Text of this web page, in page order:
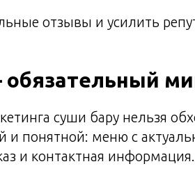
отзывы и усилить
обязательный
суши бару нельзя
и понятной: меню с
и контактная информация.